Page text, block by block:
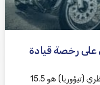
رخصة قيادة
السن الأدنى لإجراء الامتحان النظري (تيؤوريا) هو 15.5